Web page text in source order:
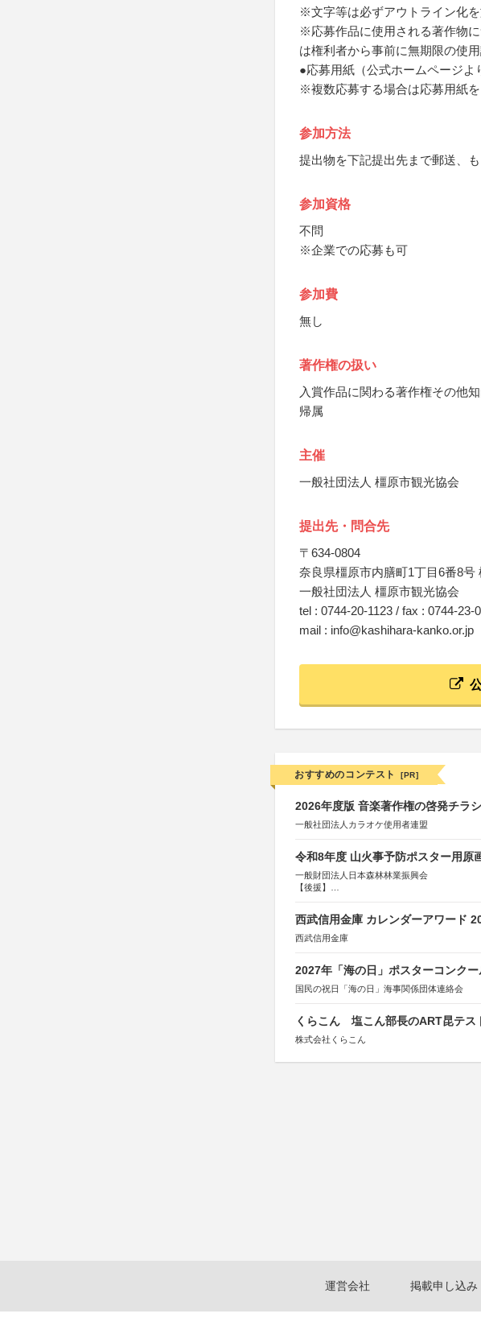
※文字等は必ずアウトライン化
※応募作品に使用される著作物
は権利者から事前に無期限の使
●応募用紙（公式ホームページよ
※複数応募する場合は応募用紙
参加方法
提出物を下記提出先まで郵送、
参加資格
不問
※企業での応募も可
参加費
無し
著作権の扱い
入賞作品に関わる著作権その他
帰属
主催
一般社団法人 橿原市観光協会
提出先・問合先
〒634-0804
奈良県橿原市内膳町1丁目6番8
一般社団法人 橿原市観光協会
tel : 0744-20-1123 / fax : 0744-23-
mail : info@kashihara-kanko.or.jp
おすすめのコンテスト [PR]
2026年度版 音楽著作権の啓発チラ
一般社団法人カラオケ使用者連盟
令和8年度 山火事予防ポスター用原
一般財団法人日本森林林業振興会
【後援】
西武信用金庫 カレンダーアワード
西武信用金庫
2027年「海の日」ポスターコンクー
国民の祝日「海の日」海事関係団体連絡会
くらこん 塩こん部長のART昆テス
株式会社くらこん
運営会社 掲載申し込み